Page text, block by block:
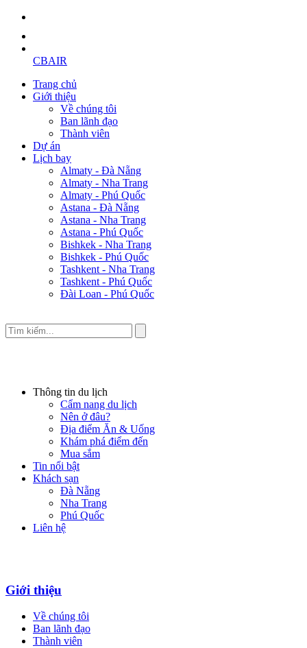
CBAIR
Trang chủ
Giới thiệu
Về chúng tôi
Ban lãnh đạo
Thành viên
Dự án
Lịch bay
Almaty - Đà Nẵng
Almaty - Nha Trang
Almaty - Phú Quốc
Astana - Đà Nẵng
Astana - Nha Trang
Astana - Phú Quốc
Bishkek - Nha Trang
Bishkek - Phú Quốc
Tashkent - Nha Trang
Tashkent - Phú Quốc
Đài Loan - Phú Quốc
Thông tin du lịch
Cẩm nang du lịch
Nên ở đâu?
Địa điểm Ăn & Uống
Khám phá điểm đến
Mua sắm
Tin nổi bật
Khách sạn
Đà Nẵng
Nha Trang
Phú Quốc
Liên hệ
Giới thiệu
Về chúng tôi
Ban lãnh đạo
Thành viên